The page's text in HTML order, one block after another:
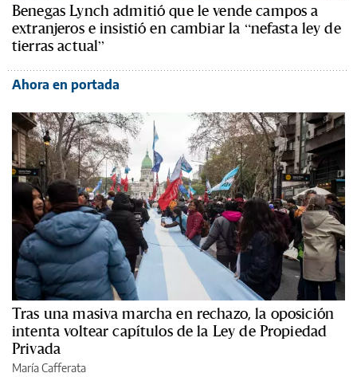
Benegas Lynch admitió que le vende campos a
extranjeros e insistió en cambiar la “nefasta ley de
tierras actual”
Ahora en portada
Tras una masiva marcha en rechazo, la oposición
intenta voltear capítulos de la Ley de Propiedad
Privada
María Cafferata